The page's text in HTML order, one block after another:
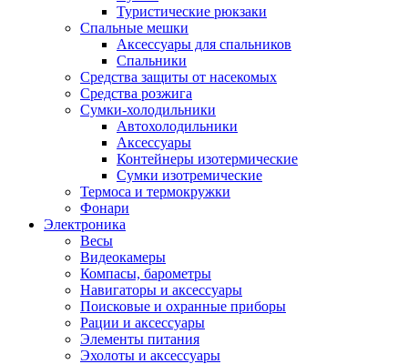
Туристические рюкзаки
Спальные мешки
Аксессуары для спальников
Спальники
Средства защиты от насекомых
Средства розжига
Сумки-холодильники
Автохолодильники
Аксессуары
Контейнеры изотермические
Сумки изотремические
Термоса и термокружки
Фонари
Электроника
Весы
Видеокамеры
Компасы, барометры
Навигаторы и аксессуары
Поисковые и охранные приборы
Рации и аксессуары
Элементы питания
Эхолоты и аксессуары